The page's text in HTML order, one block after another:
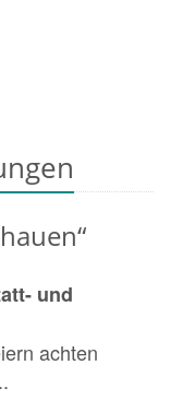
und
achten